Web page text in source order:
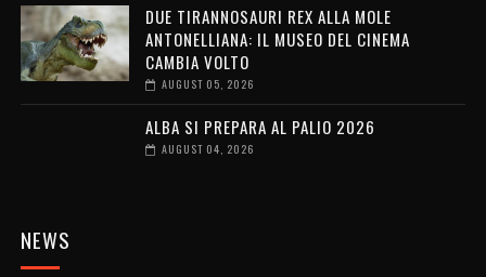
DUE TIRANNOSAURI REX ALLA MOLE
ANTONELLIANA: IL MUSEO DEL CINEMA
CAMBIA VOLTO
AUGUST 05, 2026
ALBA SI PREPARA AL PALIO 2026
AUGUST 04, 2026
NEWS